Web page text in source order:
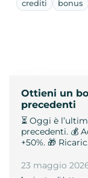
crediti bonus
Ottieni un
precedenti
⏳ Oggi è
precedenti. 💰
+50%. 🎁
23 maggio